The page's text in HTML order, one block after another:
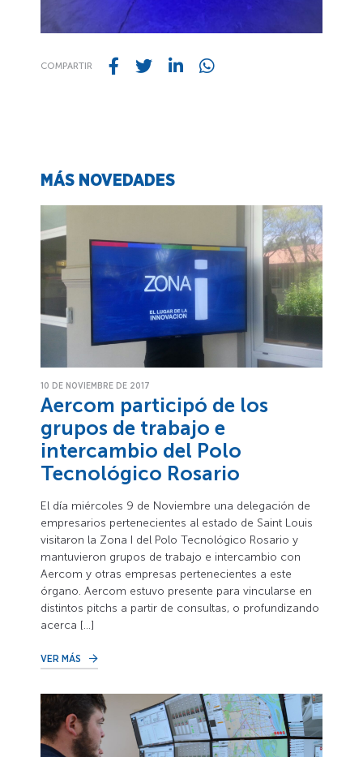
COMPARTIR
MÁS NOVEDADES
10 DE NOVIEMBRE DE 2017
Aercom participó de los
grupos de trabajo e
intercambio del Polo
Tecnológico Rosario
El día miércoles 9 de Noviembre una delegación de
empresarios pertenecientes al estado de Saint Louis
visitaron la Zona I del Polo Tecnológico Rosario y
mantuvieron grupos de trabajo e intercambio con
Aercom y otras empresas pertenecientes a este
órgano. Aercom estuvo presente para vincularse en
distintos pitchs a partir de consultas, o profundizando
acerca […]
VER MÁS